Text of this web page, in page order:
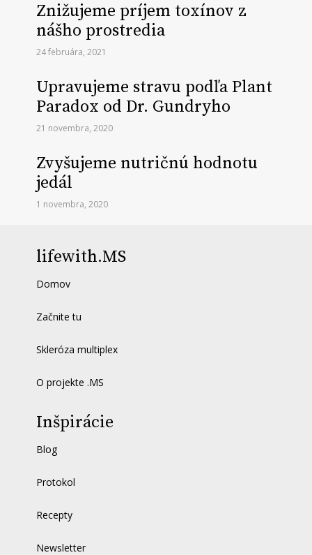
Znižujeme príjem toxínov z
nášho prostredia
24 februára, 2021
Upravujeme stravu podľa Plant
Paradox od Dr. Gundryho
21 novembra, 2020
Zvyšujeme nutričnú hodnotu
jedál
1 novembra, 2020
lifewith.MS
Domov
Začnite tu
Skleróza multiplex
O projekte .MS
Inšpirácie
Blog
Protokol
Recepty
Newsletter